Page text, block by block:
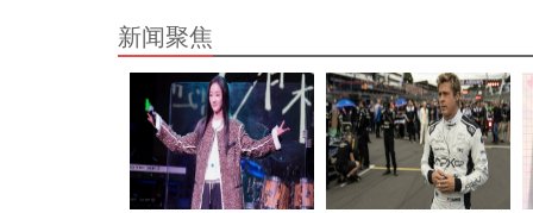
新闻聚焦